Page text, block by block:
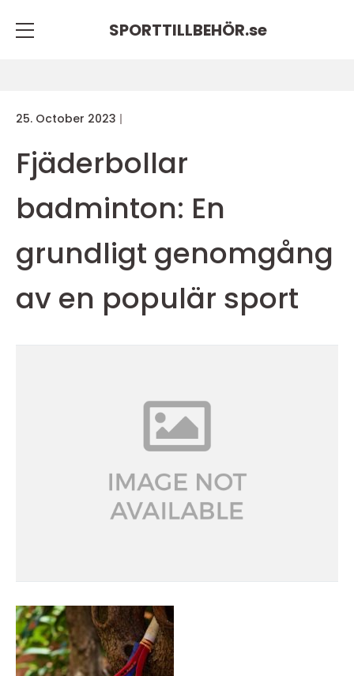
SPORTTILLBEHÖR.se
25. October 2023
Fjäderbollar
badminton: En
grundligt genomgång
av en populär sport